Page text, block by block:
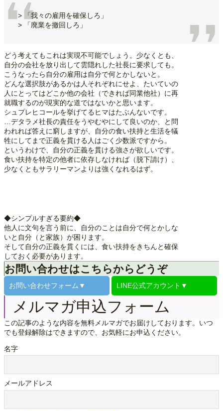
> 「我々の雇用を確保しろ」
> 「廃業を撤回しろ」
どう考えてもこれは実現不可能でしょう。少なくとも、
自分の会社を放り出して雲隠れした社長に要求しても。
こうなったら自分の雇用は自分で何とかしないと。
どんな選択肢があるかは人それぞれにせよ、たいていの
人にとってはどこか他の会社（できれば同業他社）に再
就職するのが現実的な道ではないかと思います。
シュプレヒコールを挙げてるヒマはたぶんないです。
…デタラメ社長の責任をうやむやにして良いのか、と問
われれば答えに窮しますが、自分の食い扶持と生活を犠
牲にしてまで正義を貫ける人はごく少数派ですから。
というわけで、自分の正義を貫ける強さが欲しいです。
食い扶持を特定の他者に依存しなければ（脱下請け）、
少なくともサラリーマンよりは強くなれるはず。
◆シンプルすぎる要約◆
他人に文句を言う前に、自分のことは自分で何とかしな
いと自分（と家族）が困ります。
そして自分の正義を貫くには、食い扶持をきちんと確保
しておく必要があります。
お問い合わせはこちらからどうぞ
お問い合わせフォーム▼ LINE公式アカウント▼
メルマガ申込フォーム
この記事のような内容を無料メルマガでお届けしております。いつ
でも登録解除はできますので、お気軽にお申込ください。
名字
メールアドレス